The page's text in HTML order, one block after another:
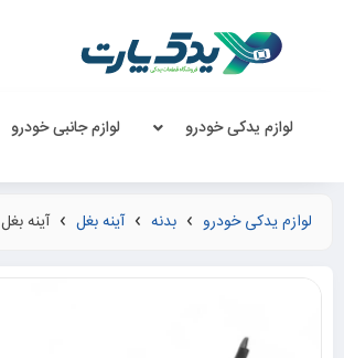
لوازم یدکی خودرو لوازم جانبی خودرو
لوازم یدکی خودرو بدنه آینه بغل آینه بغل 206 برقی چپ ایساکو